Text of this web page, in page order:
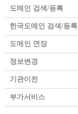
도메인 검색/등록
한국도메인 검색/등록
도메인 연장
정보변경
기관이전
부가서비스